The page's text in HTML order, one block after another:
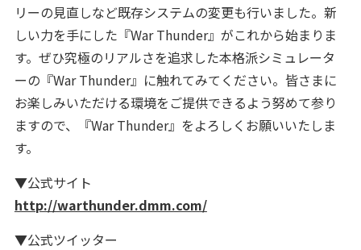
リーの見直しなど既存システムの変更も行いました。新
しい力を手にした『War Thunder』がこれから始まりま
す。ぜひ究極のリアルさを追求した本格派シミュレータ
ーの『War Thunder』に触れてみてください。皆さまに
お楽しみいただける環境をご提供できるよう努めて参り
ますので、『War Thunder』をよろしくお願いいたしま
す。
▼公式サイト
http://warthunder.dmm.com/
▼公式ツイッター